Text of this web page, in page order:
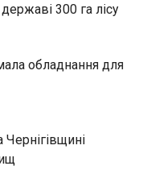
300 га лісу
обладнання для